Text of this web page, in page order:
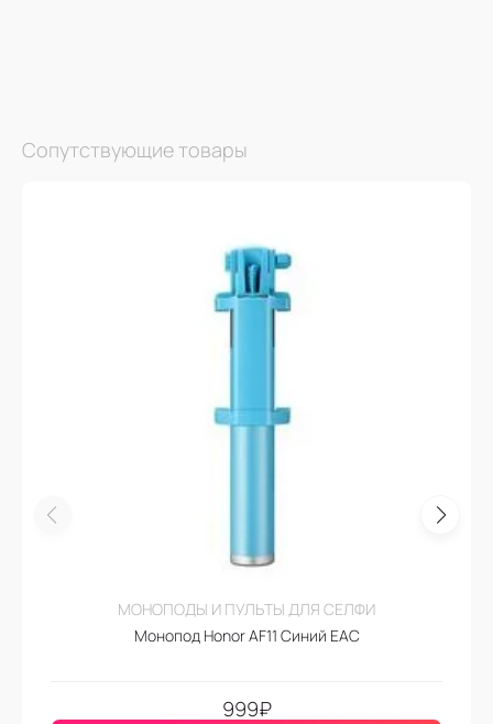
Сопутствующие товары
МОНОПОДЫ И ПУЛЬТЫ ДЛЯ СЕЛФИ
Монопод Honor AF11 Синий EAC
999₽